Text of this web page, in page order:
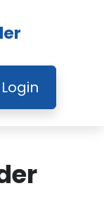
Login